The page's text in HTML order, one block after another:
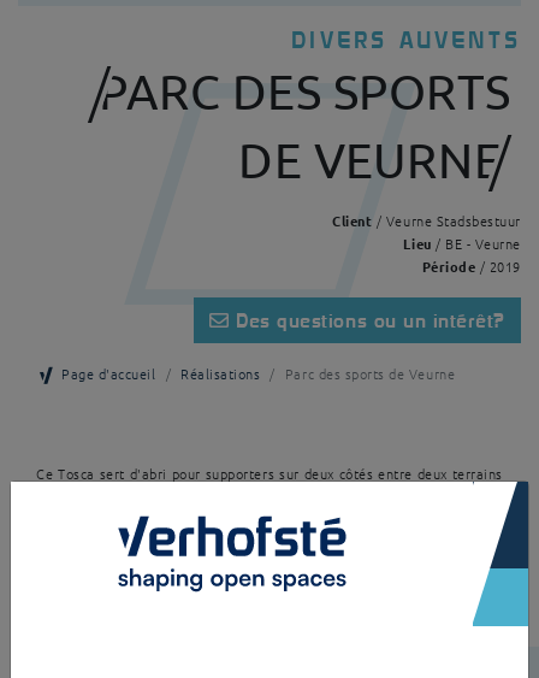
DIVERS AUVENTS
PARC DES SPORTS
DE VEURNE
Client / Veurne Stadsbestuur
Lieu / BE - Veurne
Période / 2019
Des questions ou un intérêt?
Page d'accueil Réalisations Parc des sports de Veurne
Ce Tosca sert d'abri pour supporters sur deux côtés entre deux terrains
cloison en verre trempé et un toit en polycarbonate massif transparent.
×